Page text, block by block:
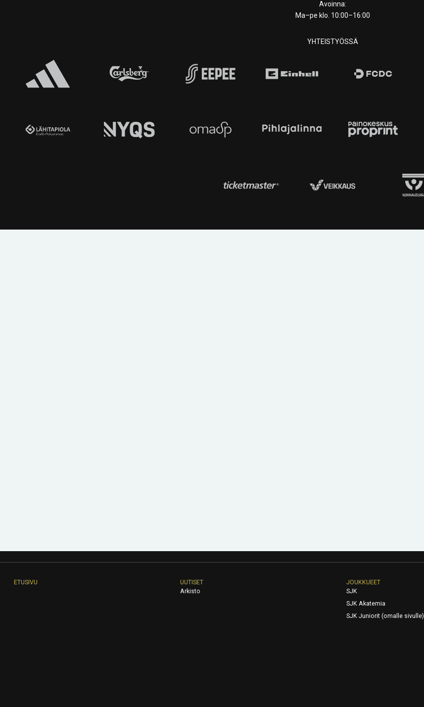
Avoinna:
Ma–pe klo. 10:00–16:00
YHTEISTYÖSSÄ
ETUSIVU
UUTISET
Arkisto
JOUKKUEET
SJK
SJK Akatemia
SJK Juniorit (omalle sivulle)